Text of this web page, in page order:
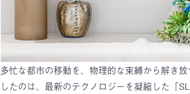
多忙な都市の移動を、物理的な束縛から解き
したのは、最新のテクノロジーを凝縮した「